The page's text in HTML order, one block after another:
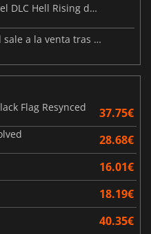
Se ha anunciado oficialmente el DLC Hell Rising de Nioh 3
Forsaken Realms: Vahrin's Call sale a la venta tras una década
Flag Resynced
37.75€
28.68€
16.01€
18.19€
40.35€